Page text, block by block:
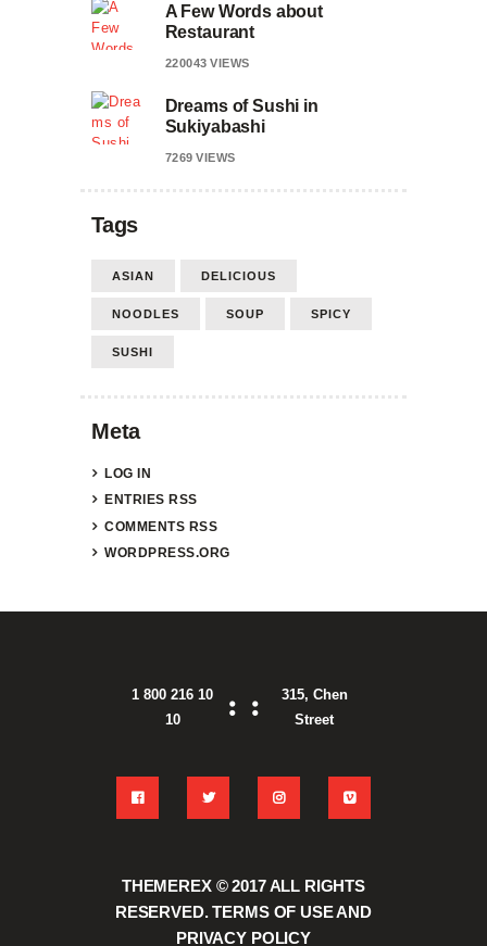
A Few Words about
Restaurant
220043 VIEWS
Dreams of Sushi in
Sukiyabashi
7269 VIEWS
Tags
ASIAN DELICIOUS
NOODLES SOUP SPICY
SUSHI
Meta
LOG IN
ENTRIES RSS
COMMENTS RSS
WORDPRESS.ORG
1 800 216 10
10
315, Chen
Street
THEMEREX © 2017ALL RIGHTS
RESERVED.TERMS OF USEAND
PRIVACY POLICY